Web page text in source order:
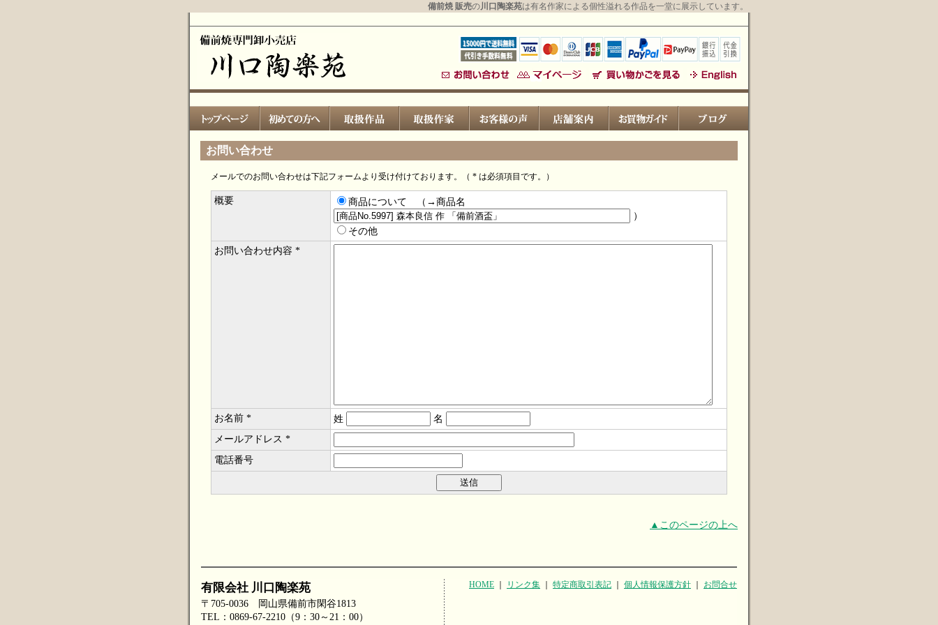
備前焼 販売の川口陶楽苑は有名作家による個性溢れる作品を一堂に展示しています。
お問い合わせ
メールでのお問い合わせは下記フォームより受け付けております。（ * は必須項目です。）
概要
商品について （→商品名
）
その他
お問い合わせ内容 *
お名前 * 姓
名
メールアドレス *
電話番号
▲このページの上へ
有限会社 川口陶楽苑
〒705-0036 岡山県備前市閑谷1813
TEL：0869-67-2210（9：30～21：00）
HOME リンク集 特定商取引表記 個人情報保護方針 お問合せ